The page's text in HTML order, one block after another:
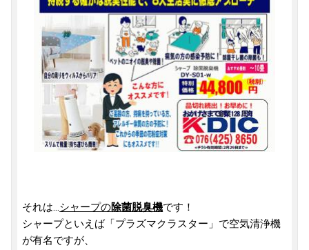
それは...シャープの除菌脱臭機です！
シャープといえば「プラズマクラスター」で空気清浄機
が有名ですが、